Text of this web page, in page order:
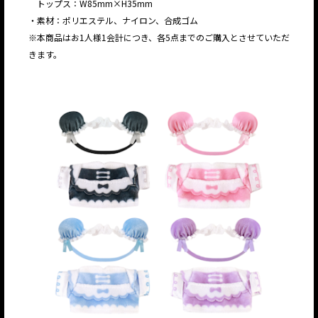
トップス：W85mm×H35mm
・素材：ポリエステル、ナイロン、合成ゴム
※本商品はお1人様1会計につき、各5点までのご購入とさせていただ
きます。